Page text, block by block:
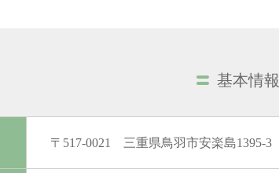
基本情報
〒517-0021 三重県鳥羽市安楽島1395-3